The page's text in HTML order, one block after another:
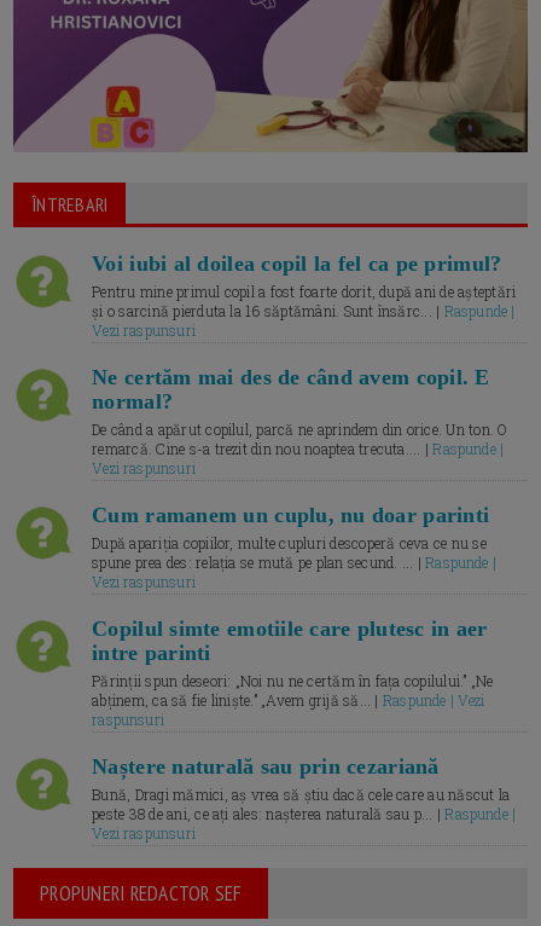
ÎNTREBARI
Voi iubi al doilea copil la fel ca pe primul?
Pentru mine primul copil a fost foarte dorit, după ani de așteptări
și o sarcină pierduta la 16 săptămâni. Sunt însărc... | Raspunde |
Vezi raspunsuri
Ne certăm mai des de când avem copil. E
normal?
De când a apărut copilul, parcă ne aprindem din orice. Un ton. O
remarcă. Cine s-a trezit din nou noaptea trecuta.... |Raspunde |
Vezi raspunsuri
Cum ramanem un cuplu, nu doar parinti
După apariția copiilor, multe cupluri descoperă ceva ce nu se
spune prea des: relația se mută pe plan secund. ... |Raspunde |
Vezi raspunsuri
Copilul simte emotiile care plutesc in aer
intre parinti
Părinții spun deseori: „Noi nu ne certăm în fața copilului.” „Ne
abținem, ca să fie liniște.” „Avem grijă să... | Raspunde | Vezi
raspunsuri
Naștere naturală sau prin cezariană
Bună, Dragi mămici, aș vrea să știu dacă cele care au născut la
peste 38 de ani, ce ați ales: nașterea naturală sau p... |Raspunde |
Vezi raspunsuri
PROPUNERI REDACTOR SEF